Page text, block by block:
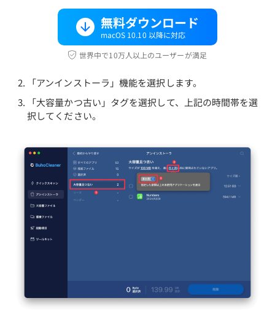
無料ダウンロード
macOS 10.10 以降に対応
世界中で10万人以上のユーザーが満足
「アンインストーラ」機能を選択します。
「大容量かつ古い」タグを選択して、上記の時間帯を選
択してください。